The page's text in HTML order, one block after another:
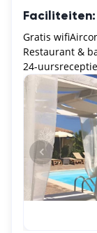
Faciliteiten:
Gratis wifi
Restaurant &
24-uursreceptie